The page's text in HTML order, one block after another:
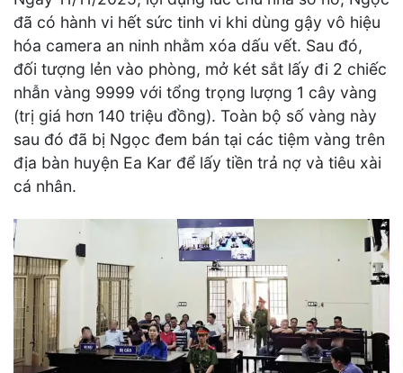
đã có hành vi hết sức tinh vi khi dùng gậy vô hiệu
hóa camera an ninh nhằm xóa dấu vết. Sau đó,
đối tượng lẻn vào phòng, mở két sắt lấy đi 2 chiếc
nhẫn vàng 9999 với tổng trọng lượng 1 cây vàng
(trị giá hơn 140 triệu đồng). Toàn bộ số vàng này
sau đó đã bị Ngọc đem bán tại các tiệm vàng trên
địa bàn huyện Ea Kar để lấy tiền trả nợ và tiêu xài
cá nhân.